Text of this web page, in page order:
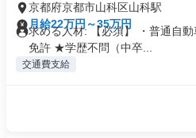
京都府京都市山科区山科駅
月給22万円～35万円
求める人材: 【必須】 ・普通自
免許 ★学歴不問（中卒...
交通費支給